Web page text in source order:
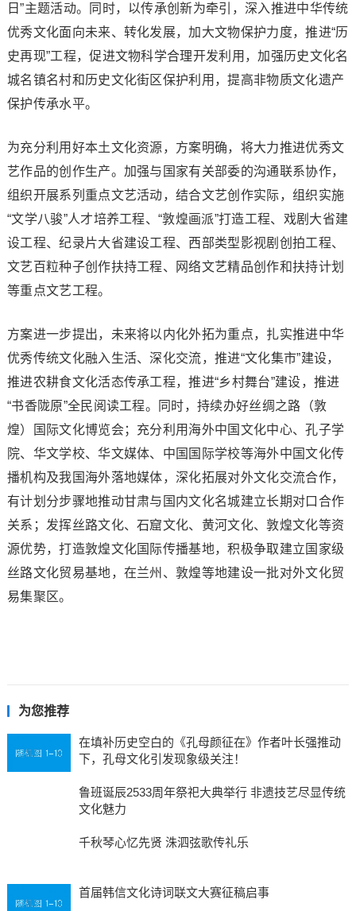
日”主题活动。同时，以传承创新为牵引，深入推进中华传统
优秀文化面向未来、转化发展，加大文物保护力度，推进“历
史再现”工程，促进文物科学合理开发利用，加强历史文化名
城名镇名村和历史文化街区保护利用，提高非物质文化遗产
保护传承水平。
为充分利用好本土文化资源，方案明确，将大力推进优秀文
艺作品的创作生产。加强与国家有关部委的沟通联系协作，
组织开展系列重点文艺活动，结合文艺创作实际，组织实施
“文学八骏”人才培养工程、“敦煌画派”打造工程、戏剧大省建
设工程、纪录片大省建设工程、西部类型影视剧创拍工程、
文艺百粒种子创作扶持工程、网络文艺精品创作和扶持计划
等重点文艺工程。
方案进一步提出，未来将以内化外拓为重点，扎实推进中华
优秀传统文化融入生活、深化交流，推进“文化集市”建设，
推进农耕食文化活态传承工程，推进“乡村舞台”建设，推进
“书香陇原”全民阅读工程。同时，持续办好丝绸之路（敦
煌）国际文化博览会；充分利用海外中国文化中心、孔子学
院、华文学校、华文媒体、中国国际学校等海外中国文化传
播机构及我国海外落地媒体，深化拓展对外文化交流合作，
有计划分步骤地推动甘肃与国内文化名城建立长期对口合作
关系；发挥丝路文化、石窟文化、黄河文化、敦煌文化等资
源优势，打造敦煌文化国际传播基地，积极争取建立国家级
丝路文化贸易基地，在兰州、敦煌等地建设一批对外文化贸
易集聚区。
为您推荐
在填补历史空白的《孔母颜征在》作者叶长强推动
下，孔母文化引发现象级关注！
鲁班诞辰2533周年祭祀大典举行 非遗技艺尽显传统
文化魅力
千秋琴心忆先贤 洙泗弦歌传礼乐
首届韩信文化诗词联文大赛征稿启事